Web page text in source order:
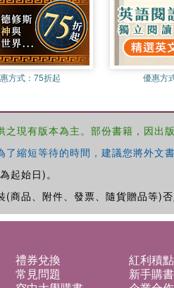
方式：75折起 優惠方
現有版本為主。部份書籍，因出
縮短等待的時間，建議您將外文
起始日)。
品、附件、發票、隨貨贈品等)否
禮券兌換
紅利積點
常見問題
新手購書